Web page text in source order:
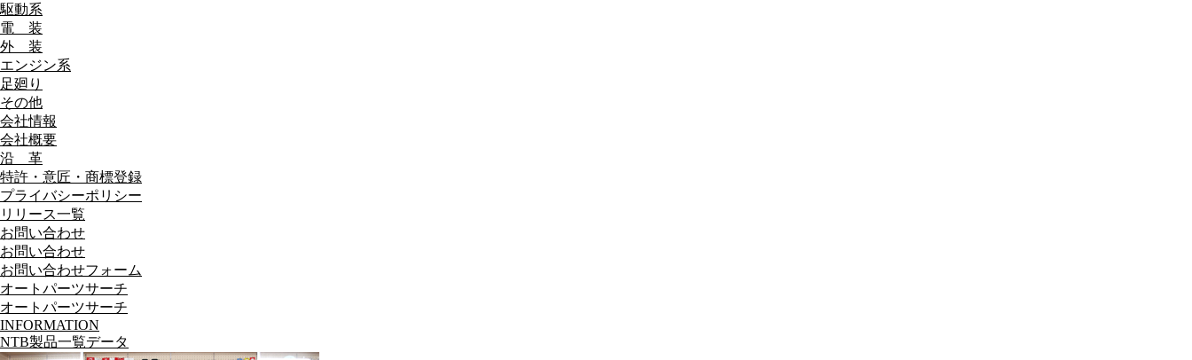
駆動系
電 装
外 装
エンジン系
足廻り
その他
会社情報
会社概要
沿 革
特許・意匠・商標登録
プライバシーポリシー
リリース一覧
お問い合わせ
お問い合わせ
お問い合わせフォーム
オートパーツサーチ
オートパーツサーチ
INFORMATION
NTB製品一覧データ